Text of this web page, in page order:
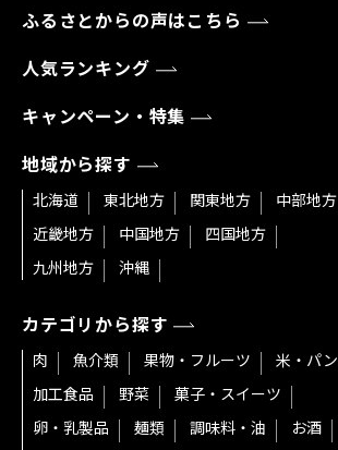
ふるさとからの声はこちら
人気ランキング
キャンペーン・特集
地域から探す
北海道 東北地方 関東地方
中部地方
近畿地方
中国地方
四国地方
九州地方
沖縄
カテゴリから探す
肉 魚介類 果物・フルーツ
米・パン
加工食品
野菜
菓子・スイーツ
卵・乳製品
麺類 調味料・油
お酒